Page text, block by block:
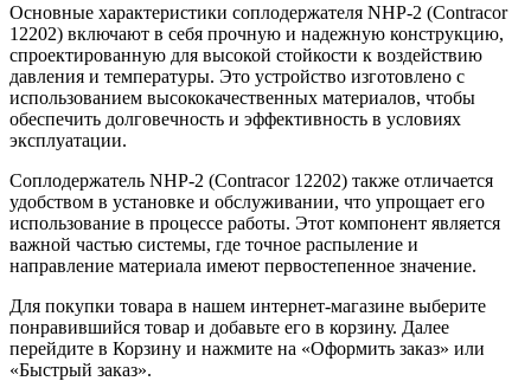
Основные характеристики соплодержателя NHP-2 (Contracor
12202) включают в себя прочную и надежную конструкцию,
спроектированную для высокой стойкости к воздействию
давления и температуры. Это устройство изготовлено с
использованием высококачественных материалов, чтобы
обеспечить долговечность и эффективность в условиях
эксплуатации.
Соплодержатель NHP-2 (Contracor 12202) также отличается
удобством в установке и обслуживании, что упрощает его
использование в процессе работы. Этот компонент является
важной частью системы, где точное распыление и
направление материала имеют первостепенное значение.
Для покупки товара в нашем интернет-магазине выберите
понравившийся товар и добавьте его в корзину. Далее
перейдите в Корзину и нажмите на «Оформить заказ» или
«Быстрый заказ».